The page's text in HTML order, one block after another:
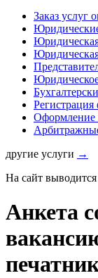
Заказ услуг
Оформление
другие услуги →
На сайт
Анкета